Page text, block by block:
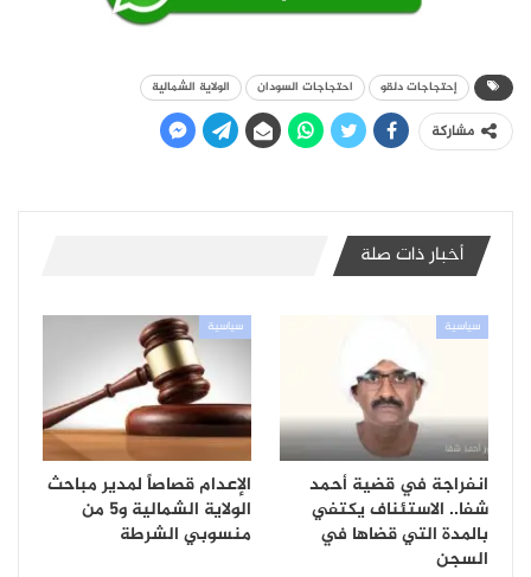
إحتجاجات دلقو احتجاجات السودان الولاية الشمالية
مشاركة
أخبار ذات صلة
سياسية
انفراجة في قضية أحمد
شفا.. الاستئناف يكتفي
بالمدة التي قضاها في
السجن
سياسية
الإعدام قصاصاً لمدير مباحث
الولاية الشمالية و5 من
منسوبي الشرطة